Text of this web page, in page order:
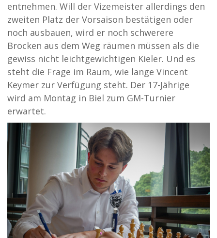
entnehmen. Will der Vizemeister allerdings den
zweiten Platz der Vorsaison bestätigen oder
noch ausbauen, wird er noch schwerere
Brocken aus dem Weg räumen müssen als die
gewiss nicht leichtgewichtigen Kieler. Und es
steht die Frage im Raum, wie lange Vincent
Keymer zur Verfügung steht. Der 17-Jährige
wird am Montag in Biel zum GM-Turnier
erwartet.